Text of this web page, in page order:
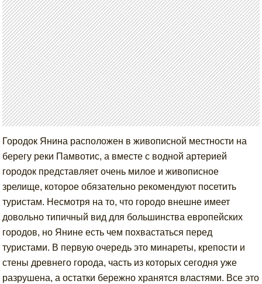
Городок Янина расположен в живописной местности на
берегу реки Памвотис, а вместе с водной артерией
городок представляет очень милое и живописное
зрелище, которое обязательно рекомендуют посетить
туристам. Несмотря на то, что городо внешне имеет
довольно типичный вид для большинства европейских
городов, но Янине есть чем похвастаться перед
туристами. В первую очередь это минареты, крепости и
стены древнего города, часть из которых сегодня уже
разрушена, а остатки бережно хранятся властями. Все это